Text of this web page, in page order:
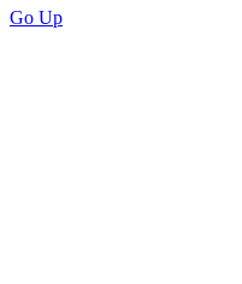
Go Up